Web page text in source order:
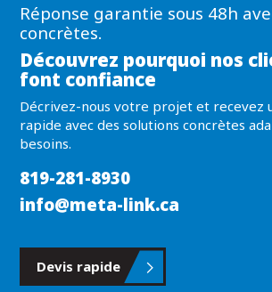
Réponse garantie sous 48h
concrètes.
Découvrez pourquoi nos
font confiance
Décrivez-nous votre projet et recevez
rapide avec des solutions concrètes
besoins.
819-281-8930
info@meta-link.ca
Devis rapide